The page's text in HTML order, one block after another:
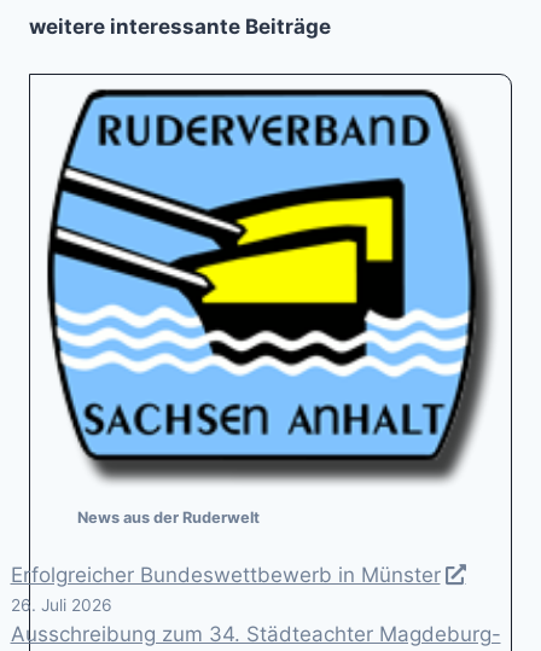
weitere interessante Beiträge
News aus der Ruderwelt
Erfolgreicher Bundeswettbewerb in Münster
26. Juli 2026
Ausschreibung zum 34. Städteachter Magdeburg-